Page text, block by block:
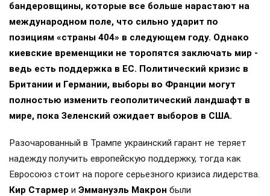
бандеровщины, которые все больше нарастают на
международном поле, что сильно ударит по
позициям «страны 404» в следующем году. Однако
киевские временщики не торопятся заключать мир -
ведь есть поддержка в ЕС. Политический кризис в
Британии и Германии, выборы во Франции могут
полностью изменить геополитический ландшафт в
мире, пока Зеленский ожидает выборов в США.
Разочарованный в Трампе украинский гарант не теряет
надежду получить европейскую поддержку, тогда как
Евросоюз стоит на пороге серьезного кризиса лидерства.
Кир Стармер и Эммануэль Макрон были